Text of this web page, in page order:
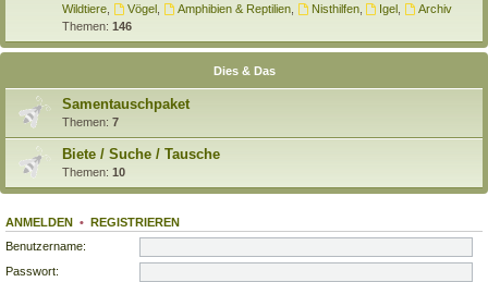
Wildtiere
Vögel, Amphibien & Reptilien, Nisthilfen, Igel
Archiv
Themen: 146
Dies & Das
Samentauschpaket
Themen: 7
Biete / Suche / Tausche
Themen: 10
ANMELDEN • REGISTRIEREN
Benutzername:
Passwort: